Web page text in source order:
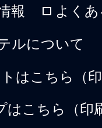
報 よく
ルについて
はこちら（
はこちら（印